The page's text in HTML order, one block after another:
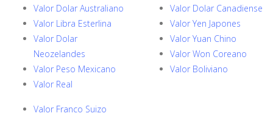
Valor Dolar Australiano
Valor Libra Esterlina
Valor Dolar
Neozelandes
Valor Peso Mexicano
Valor Real
Valor Dolar Canadiense
Valor Yen Japones
Valor Yuan Chino
Valor Won Coreano
Valor Boliviano
Valor Franco Suizo